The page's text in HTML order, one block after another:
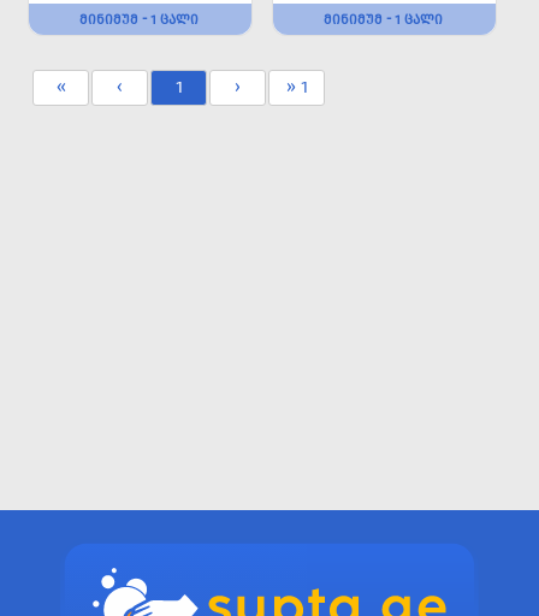
ᲛᲘᲜᲘᲛᲣᲛ - 1 ᲪᲐᲚᲘ ᲛᲘᲜᲘᲛᲣᲛ - 1 ᲪᲐᲚᲘ
« ‹ 1 › » 1